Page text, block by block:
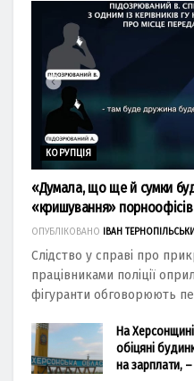
КОРУПЦІЯ
«Думала, що ще й сумки
«кришування»
ОПУБЛІКОВАНО ІВАН
Слідство у справі про
працівниками поліції
фігуранти обговорюють
На
обіцяні
на зарплати,